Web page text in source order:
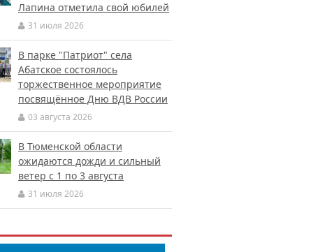
Лапина отметила свой юбилей
31 июля 2026
В парке "Патриот" села
Абатское состоялось
торжественное мероприятие
посвящённое Дню ВДВ России
03 августа 2026
В Тюменской области
ожидаются дожди и сильный
ветер с 1 по 3 августа
31 июля 2026